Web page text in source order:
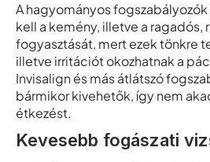
A hagyományos
kell a kemény, illetve a ragadós,
fogyasztását, mert ezek tönkre
illetve irritációt okozhatnak a
Invisalign és más átlátszó
bármikor kivehetők, így nem
étkezést.
Kevesebb fogászati